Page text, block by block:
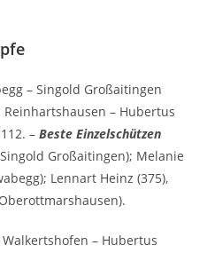
– Singold Großaitingen
Reinhartshausen – Hubertus
–Beste Einzelschützen
Großaitingen); Melanie
Lennart Heinz (375),
Walkertshofen – Hubertus